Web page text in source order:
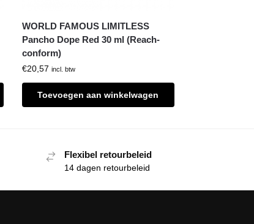
WORLD FAMOUS LIMITLESS
Pancho Dope Red 30 ml (Reach-
conform)
€20,57 incl. btw
Toevoegen aan winkelwagen
Flexibel retourbeleid
14 dagen retourbeleid